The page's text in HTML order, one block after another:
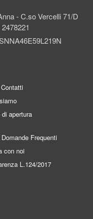
- C.so Vercelli 71/D
di apertura
Frequenti
con noi
L.124/2017